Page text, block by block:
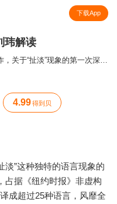
下载App
玮解读
风靡全球的哲学神作，关于“扯淡”现象的第一次深度解析。
4.99 得到贝
淡”这种独特的语言现象的
占据《纽约时报》非虚构
成超过25种语言，风靡全